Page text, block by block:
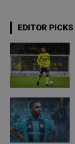
EDITOR PICKS